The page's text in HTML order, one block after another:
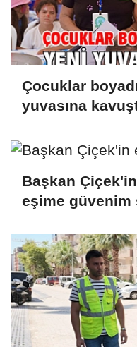
Çocuklar
yuvasına
Başkan
eşime güvenim